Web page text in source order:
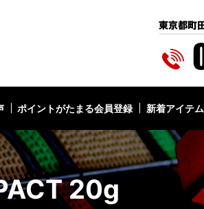
ポイントがたまる会員登録 新着アイテム
20g